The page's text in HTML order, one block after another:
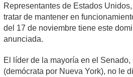
Representantes de Estados
tratar de mantener en
del 17 de noviembre tiene este
anunciada.
El líder de la mayoría en el
(demócrata por Nueva York), no le